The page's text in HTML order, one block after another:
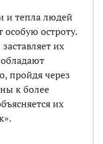
и тепла людей
особую остроту.
их
пройдя через
к более
их